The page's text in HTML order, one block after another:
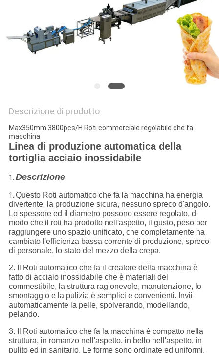
Descrizione di prodotto
Max350mm 3800pcs/H Roti commerciale regolabile che fa
macchina
Linea di produzione automatica della
tortiglia acciaio inossidabile
1. Descrizione
1. Questo Roti automatico che fa la macchina ha energia
divertente, la produzione sicura, nessuno spreco d'angolo.
Lo spessore ed il diametro possono essere regolato, di
modo che il roti ha prodotto nell'aspetto, il gusto, peso per
raggiungere uno spazio unificato, che completamente ha
cambiato l'efficienza bassa corrente di produzione, spreco
di personale, lo stato del mezzo della crepa.
2. Il Roti automatico che fa il creatore della macchina è
fatto di acciaio inossidabile che è materiali del
commestibile, la struttura ragionevole, manutenzione, lo
smontaggio e la pulizia è semplici e convenienti. Invii
automaticamente la pelle, spolverando, modellando,
pelando.
3. Il Roti automatico che fa la macchina è compatto nella
struttura, in romanzo nell'aspetto, in bello nell'aspetto, in
pulito ed in sanitario. Le forme sono ordinate ed uniformi.